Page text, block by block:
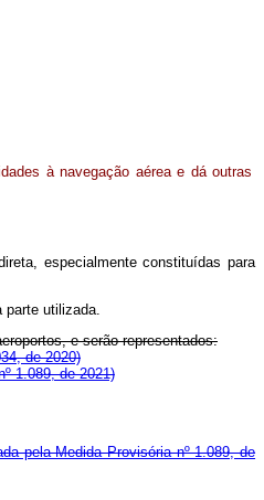
à navegação aérea e dá outras
especialmente constituídas para
parte utilizada.
e serão representados:
de 2020)
1.089, de 2021)
pela Medida Provisória nº 1.089, de